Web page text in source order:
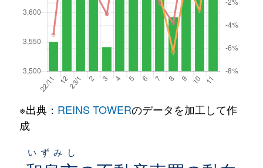
※出典： REINS TOWERのデータを加工して作
成
いずみし